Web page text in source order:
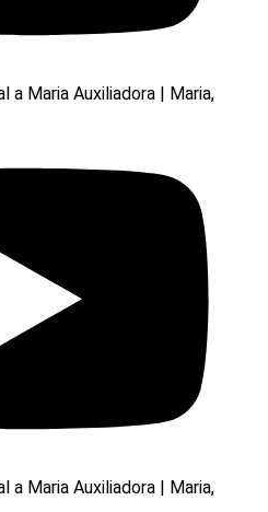
a Maria Auxiliadora | Maria,
a Maria Auxiliadora | Maria,